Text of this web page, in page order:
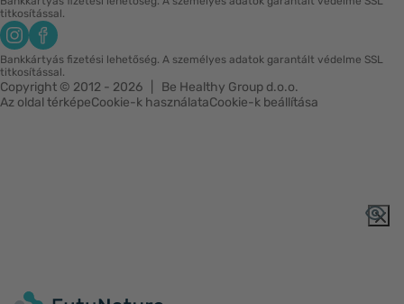
titkosítással.
Bankkártyás fizetési lehetőség. A személyes adatok garantált védelme SSL
titkosítással.
Copyright © 2012 - 2026   |   Be Healthy Group d.o.o.
Az oldal térképeCookie-k használataCookie-k beállítása